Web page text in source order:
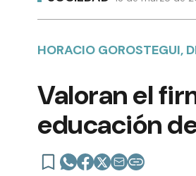
HORACIO GOROSTEGUI,
Valoran el
educación